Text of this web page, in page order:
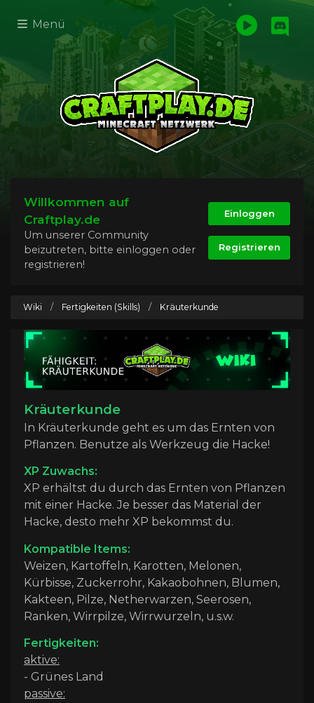
Menü
Willkommen auf
Craftplay.de
Um unserer Community
beizutreten, bitte einloggen oder
registrieren!
Einloggen
Registrieren
Wiki / Fertigkeiten (Skills) / Kräuterkunde
Kräuterkunde
In Kräuterkunde geht es um das Ernten von
Pflanzen. Benutze als Werkzeug die Hacke!
XP Zuwachs:
XP erhältst du durch das Ernten von Pflanzen
mit einer Hacke. Je besser das Material der
Hacke, desto mehr XP bekommst du.
Kompatible Items:
Weizen, Kartoffeln, Karotten, Melonen,
Kürbisse, Zuckerrohr, Kakaobohnen, Blumen,
Kakteen, Pilze, Netherwarzen, Seerosen,
Ranken, Wirrpilze, Wirrwurzeln, u.s.w.
Fertigkeiten:
aktive:
- Grünes Land
passive: